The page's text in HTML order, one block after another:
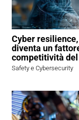
Cyber
diventa un
competitività
Safety e Cybersecurity